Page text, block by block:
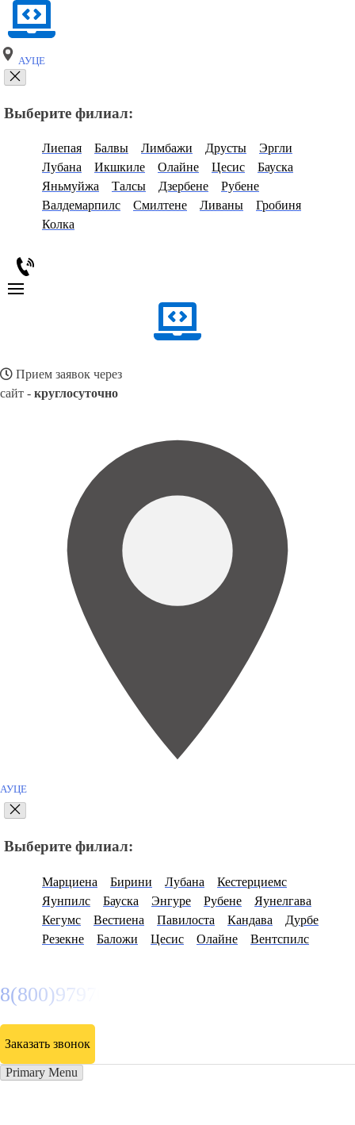
АУЦЕ
Выберите филиал:
Лиепая Балвы Лимбажи Друсты
Эргли
Лубана
Икшкиле Олайне Цесис
Бауска
Яньмуйжа
Талсы Дзербене
Рубене
Валдемарпилс
Смилтене Ливаны
Гробиня
Колка
Прием заявок через
сайт - круглосуточно
АУЦЕ
Выберите филиал:
Марциена Бирини Лубана
Кестерциемс
Яунпилс
Бауска Энгуре Рубене
Яунелгава
Кегумс
Вестиена Павилоста Кандава
Дурбе
Резекне
Баложи Цесис Олайне Вентспилс
8(800)9797043
Заказать звонок
Primary Menu